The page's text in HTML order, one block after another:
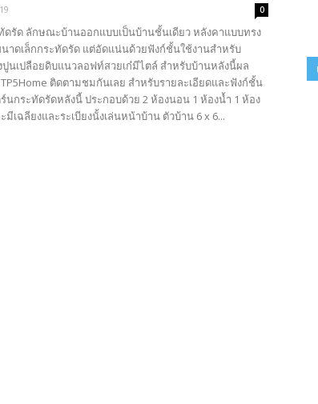
0
ดรัด ลักษณะบ้านออกแบบเป็นบ้านชั้นเดียว หลังคาแบบทรง
าดเล็กกระทัดรัด แต่อัดแน่นด้วยฟังก์ชั้นใช้งานสำหรับ
นเปลือยดิบแนวลอฟท์สวยเก๋มีไตล์ สำหรับบ้านหลังนี้ผล
ติดตามชมกันเลย สำหรับรายละเอียดและฟังก์ชั้น
นกระทัดรัดหลังนี้ ประกอบด้วย 2 ห้องนอน 1 ห้องน้ำ 1 ห้อง
เฉลียงและระเบียงนั้งเล่นหน้าบ้าน ตัวบ้าน 6 x 6...